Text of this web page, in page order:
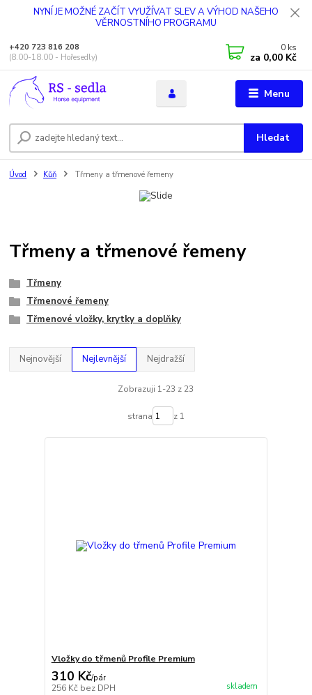
NYNÍ JE MOŽNÉ ZAČÍT VYUŽÍVAT SLEV A VÝHOD NAŠEHO
VĚRNOSTNÍHO PROGRAMU
Menu
Hledat
+420 723 816 208
(8.00-18.00 - Hořesedly)
0 ks
za 0,00 Kč
Úvod Kůň Třmeny a třmenové řemeny
Třmeny a třmenové řemeny
Třmeny
Třmenové řemeny
Třmenové vložky, krytky a doplňky
Nejnovější Nejlevnější Nejdražší
Zobrazuji 1-23 z 23
strana z 1
Vložky do třmenů Profile Premium
310 Kč/pár
256 Kč bez DPH skladem